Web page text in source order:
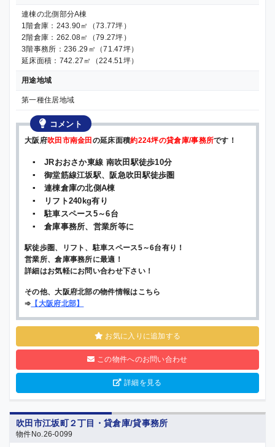
連棟の北側部分A棟
1階倉庫：243.90㎡（73.77坪）
2階倉庫：262.08㎡（79.27坪）
3階事務所：236.29㎡（71.47坪）
延床面積：742.27㎡（224.51坪）
用途地域
第一種住居地域
コメント
大阪府吹田市南金田 の延床面積約224坪の貸倉庫/事務所です！
▪ JRおおさか東線 南吹田駅徒歩10分
▪ 御堂筋線江坂駅、阪急吹田駅徒歩圏
▪ 連棟倉庫の北側A棟
▪ リフト240kg有り
▪ 駐車スペース5～6台
▪ 倉庫事務所、営業所等に
駅徒歩圏、リフト、駐車スペース5～6台有り！
営業所、倉庫事務所に最適！
詳細はお気軽にお問い合わせ下さい！
その他、大阪府北部の物件情報はこちら
➾ 【大阪府北部】
お気に入りに追加する
この物件へのお問い合わせ
詳細を見る
吹田市江坂町２丁目・貸倉庫/貸事務所
物件No.26-0099